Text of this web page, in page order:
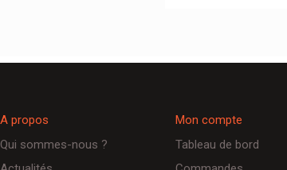
A propos
Qui sommes-nous ?
Mon compte
Tableau de bord